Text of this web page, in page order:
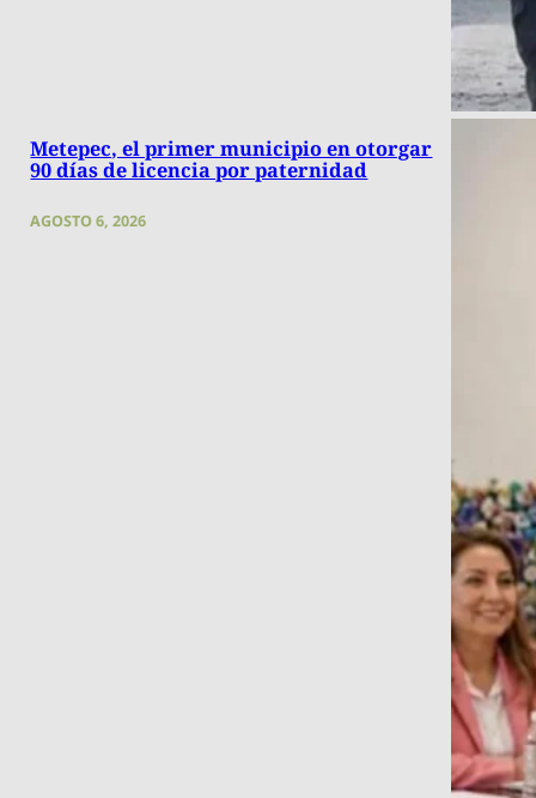
Metepec, el primer municipio en otorgar
90 días de licencia por paternidad
AGOSTO 6, 2026